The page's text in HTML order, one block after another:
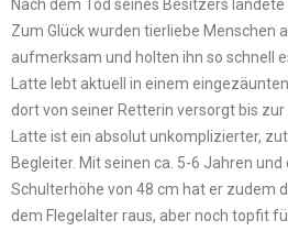
Nach dem Tod seines Besitzers
Zum Glück wurden tierliebe Menschen
aufmerksam und holten ihn so schnell
Latte lebt aktuell in einem
dort von seiner Retterin versorgt bis zur
Latte ist ein absolut unkomplizierter,
Begleiter. Mit seinen ca. 5-6 Jahren
Schulterhöhe von 48 cm hat er zudem
dem Flegelalter raus, aber noch topfit